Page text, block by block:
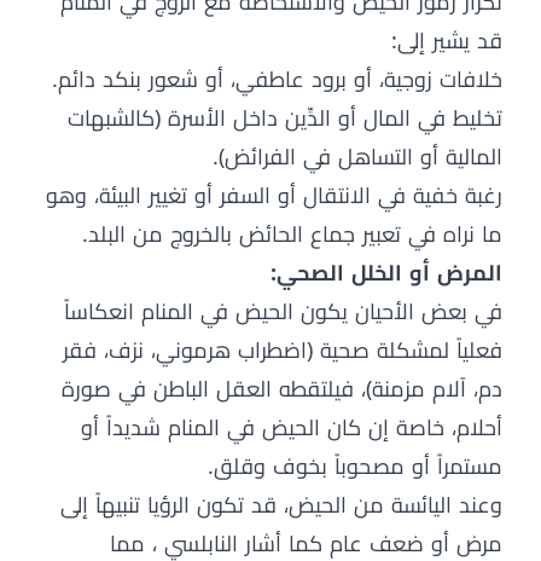
قد يشير إلى:
خلافات زوجية، أو برود عاطفي، أو شعور بنكد دائم.
تخليط في المال أو الدِّين داخل الأسرة (كالشبهات
المالية أو التساهل في الفرائض).
رغبة خفية في الانتقال أو السفر أو تغيير البيئة، وهو
ما نراه في تعبير جماع الحائض بالخروج من البلد.
المرض أو الخلل الصحي:
في بعض الأحيان يكون الحيض في المنام انعكاساً
فعلياً لمشكلة صحية (اضطراب هرموني، نزف، فقر
دم، آلام مزمنة)، فيلتقطه العقل الباطن في صورة
أحلام، خاصة إن كان الحيض في المنام شديداً أو
مستمراً أو مصحوباً بخوف وقلق.
وعند اليائسة من الحيض، قد تكون الرؤيا تنبيهاً إلى
مرض أو ضعف عام كما أشار النابلسي ، مما